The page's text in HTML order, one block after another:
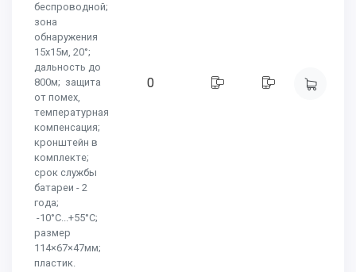
беспроводной;
зона
обнаружения
15х15м, 20°;
дальность до
800м; защита
от помех,
температурная
компенсация;
кронштейн в
комплекте;
срок службы
батареи - 2
года;
-10°C...+55°C;
размер
114×67×47мм;
пластик.
0